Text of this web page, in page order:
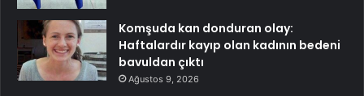
Komşuda kan donduran olay:
Haftalardır kayıp olan kadının bedeni
bavuldan çıktı
Ağustos 9, 2026